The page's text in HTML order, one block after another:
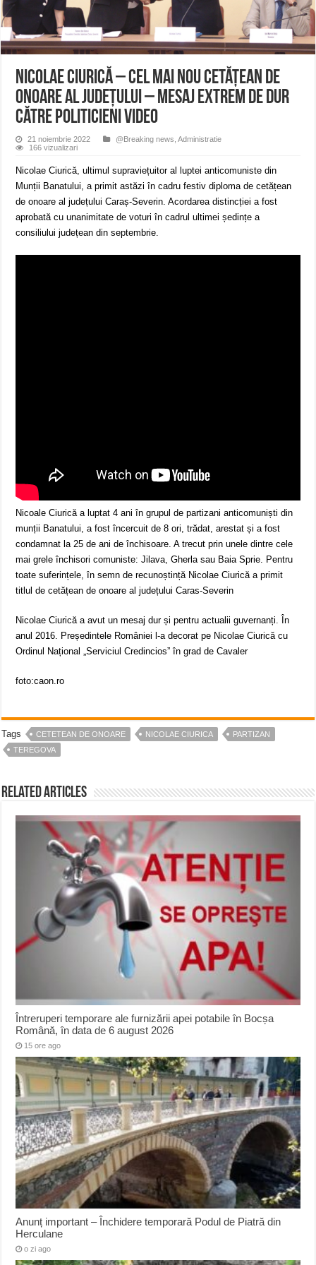
ANUNȚ OPRIRE APĂ în Reșița, cartier Țerova – avarie – 04.08.2026
ANUNȚ OPRIRE APĂ în Reșița – avarie – 03.08.2026 – Calea Caransebeșului
Nicolae Ciurică – Cel mai nou cetățean de
onoare al județului – mesaj extrem de dur
către politicieni VIDEO
21 noiembrie 2022 @Breaking news ,Administratie
166 vizualizari
Nicolae Ciurică, ultimul supraviețuitor al luptei anticomuniste din
Munții Banatului, a primit astăzi în cadru festiv diploma de cetățean
de onoare al județului Caraș-Severin. Acordarea distincției a fost
aprobată cu unanimitate de voturi în cadrul ultimei ședințe a
consiliului județean din septembrie.
Nicoale Ciurică a luptat 4 ani în grupul de partizani anticomuniști din
munții Banatului, a fost încercuit de 8 ori, trădat, arestat și a fost
condamnat la 25 de ani de închisoare. A trecut prin unele dintre cele
mai grele închisori comuniste: Jilava, Gherla sau Baia Sprie. Pentru
toate suferințele, în semn de recunoștință Nicolae Ciurică a primit
titlul de cetățean de onoare al județului Caras-Severin
Nicolae Ciurică a avut un mesaj dur și pentru actualii guvernanți. În
anul 2016. Președintele României l-a decorat pe Nicolae Ciurică cu
Ordinul Național „Serviciul Credincios” în grad de Cavaler
foto:caon.ro
Tags CETETEAN DE ONOARE NICOLAE CIURICA
PARTIZAN
TEREGOVA
Related Articles
Întreruperi temporare ale furnizării apei potabile în Bocșa
Română, în data de 6 august 2026
15 ore ago
Anunț important – Închidere temporară Podul de Piatră din
Herculane
o zi ago